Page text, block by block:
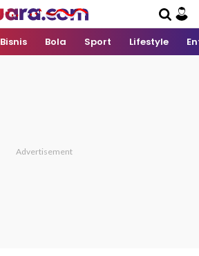
Bisnis Bola Sport Lifestyle